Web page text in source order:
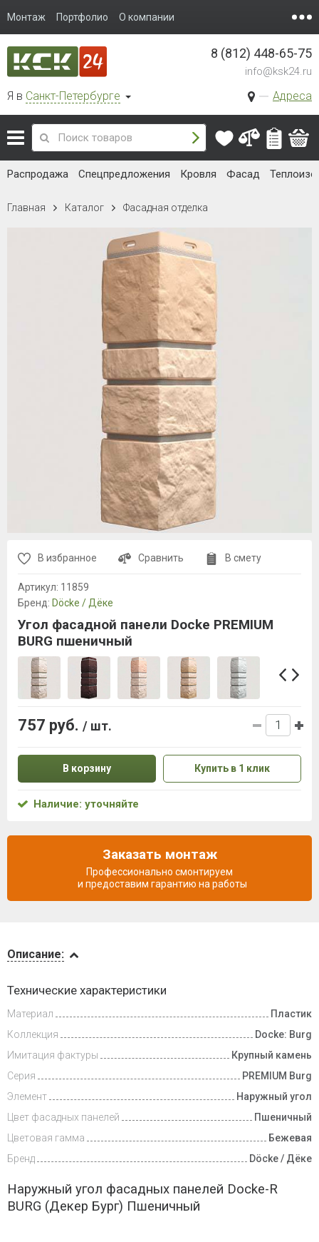
Монтаж Портфолио О компании
Я в Санкт-Петербурге Адреса
8 (812) 448-65-75
info@ksk24.ru
Распродажа Спецпредложения Кровля Фасад
Главная Каталог Фасадная отделка
и оплата
Описание:
Технические характеристики
Материал
Пластик
Коллекция
Docke: Burg
Имитация фактуры
Крупный камень
Серия
PREMIUM Burg
Элемент
Наружный угол
Цвет фасадных панелей
Пшеничный
Цветовая гамма
Бежевая
Бренд
Döcke / Дёке
Наружный угол фасадных панелей Docke-R
BURG (Декер Бург) Пшеничный
В избранное Сравнить В смету
Артикул: 11859
Бренд: Döcke / Дёке
Угол фасадной панели Docke PREMIUM
BURG пшеничный
757 руб. / шт.
В корзину Купить в 1 клик
Наличие: уточняйте
Заказать монтаж
Профессионально смонтируем
и предоставим гарантию на работы